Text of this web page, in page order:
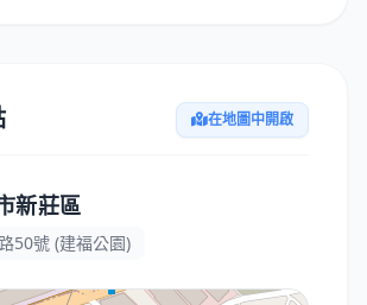
在地圖中開啟
新莊區
50號 (建福公園)